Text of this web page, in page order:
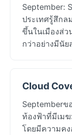
September:
ประเทศรู้สึกล
ขึ้นในเมืองส่
กว่าอย่างมีนั
Cloud
Septemberข
ท้องฟ้าที่มีเม
โดยมีความคง